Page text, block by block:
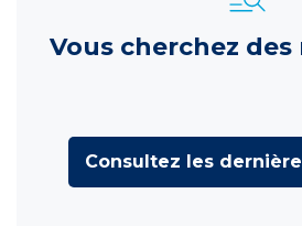
Vous cherchez des
Consultez les